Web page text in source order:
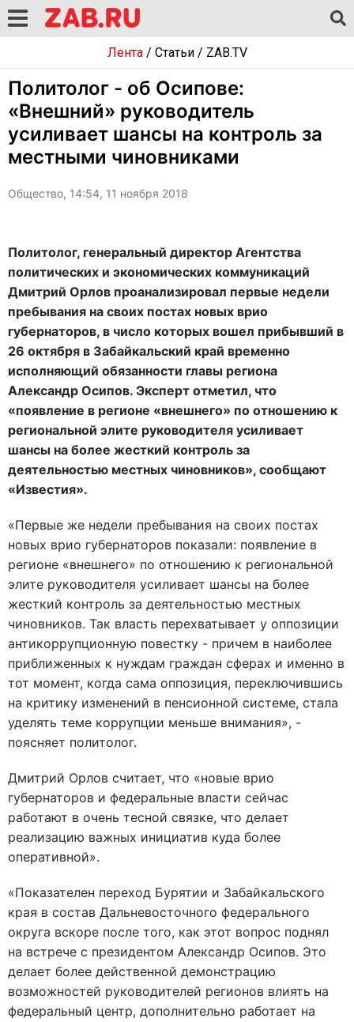
Лента/ Статьи/ ZAB.TV
Политолог - об Осипове:
«Внешний» руководитель
усиливает шансы на контроль за
местными чиновниками
Общество, 14:54, 11 ноября 2018
Политолог, генеральный директор Агентства
политических и экономических коммуникаций
Дмитрий Орлов проанализировал первые недели
пребывания на своих постах новых врио
губернаторов, в число которых вошел прибывший в
26 октября в Забайкальский край временно
исполняющий обязанности главы региона
Александр Осипов. Эксперт отметил, что
«появление в регионе «внешнего» по отношению к
региональной элите руководителя усиливает
шансы на более жесткий контроль за
деятельностью местных чиновников», сообщают
«Известия».
«Первые же недели пребывания на своих постах
новых врио губернаторов показали: появление в
регионе «внешнего» по отношению к региональной
элите руководителя усиливает шансы на более
жесткий контроль за деятельностью местных
чиновников. Так власть перехватывает у оппозиции
антикоррупционную повестку - причем в наиболее
приближенных к нуждам граждан сферах и именно в
тот момент, когда сама оппозиция, переключившись
на критику изменений в пенсионной системе, стала
уделять теме коррупции меньше внимания», -
поясняет политолог.
Дмитрий Орлов считает, что «новые врио
губернаторов и федеральные власти сейчас
работают в очень тесной связке, что делает
реализацию важных инициатив куда более
оперативной».
«Показателен переход Бурятии и Забайкальского
края в состав Дальневосточного федерального
округа вскоре после того, как этот вопрос поднял
на встрече с президентом Александр Осипов. Это
делает более действенной демонстрацию
возможностей руководителей регионов влиять на
федеральный центр, дополнительно работает на